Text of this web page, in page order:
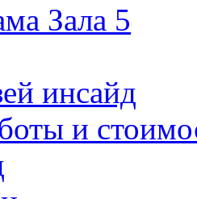
Зала 5
инсайд
и